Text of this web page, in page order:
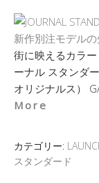
街に映えるカラー
ーナル スタンダ
オリジナルス）
More
カテゴリー:
スタンダード